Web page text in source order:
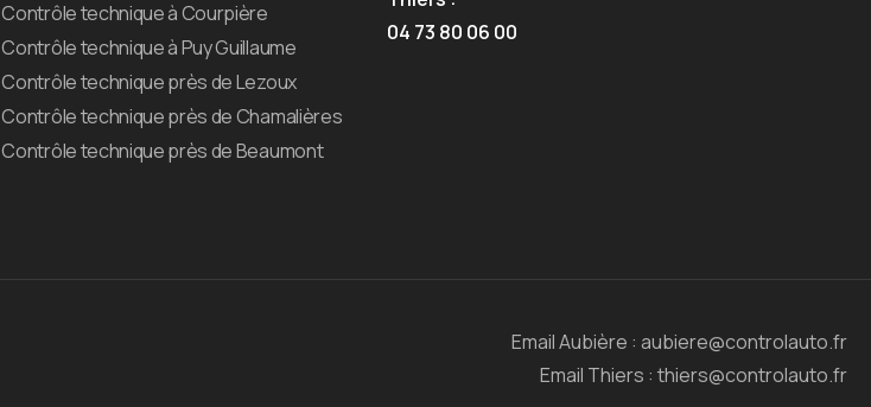
Contrôle technique à Courpière
Contrôle technique à Puy Guillaume
Contrôle technique près de Lezoux
Contrôle technique près de Chamalières
Contrôle technique près de Beaumont
04 73 80 06 00
Email Aubière : aubiere@controlauto.fr
Email Thiers : thiers@controlauto.fr